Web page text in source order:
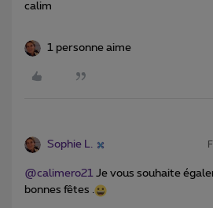
calim
1 personne aime
Sophie L.
@calimero21 Je vous souhaite
bonnes fêtes .